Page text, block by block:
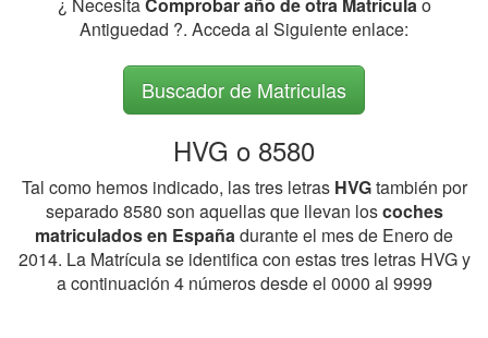
Antiguedad ?. Acceda al Siguiente enlace:
Buscador de Matriculas
HVG o 8580
Tal como hemos indicado, las tres letras HVGtambién por
separado 8580 son aquellas que llevan loscoches
matriculados en Españadurante el mes de Enero de
2014. La Matrícula se identifica con estas tres letras HVG y
a continuación 4 números desde el 0000 al 9999